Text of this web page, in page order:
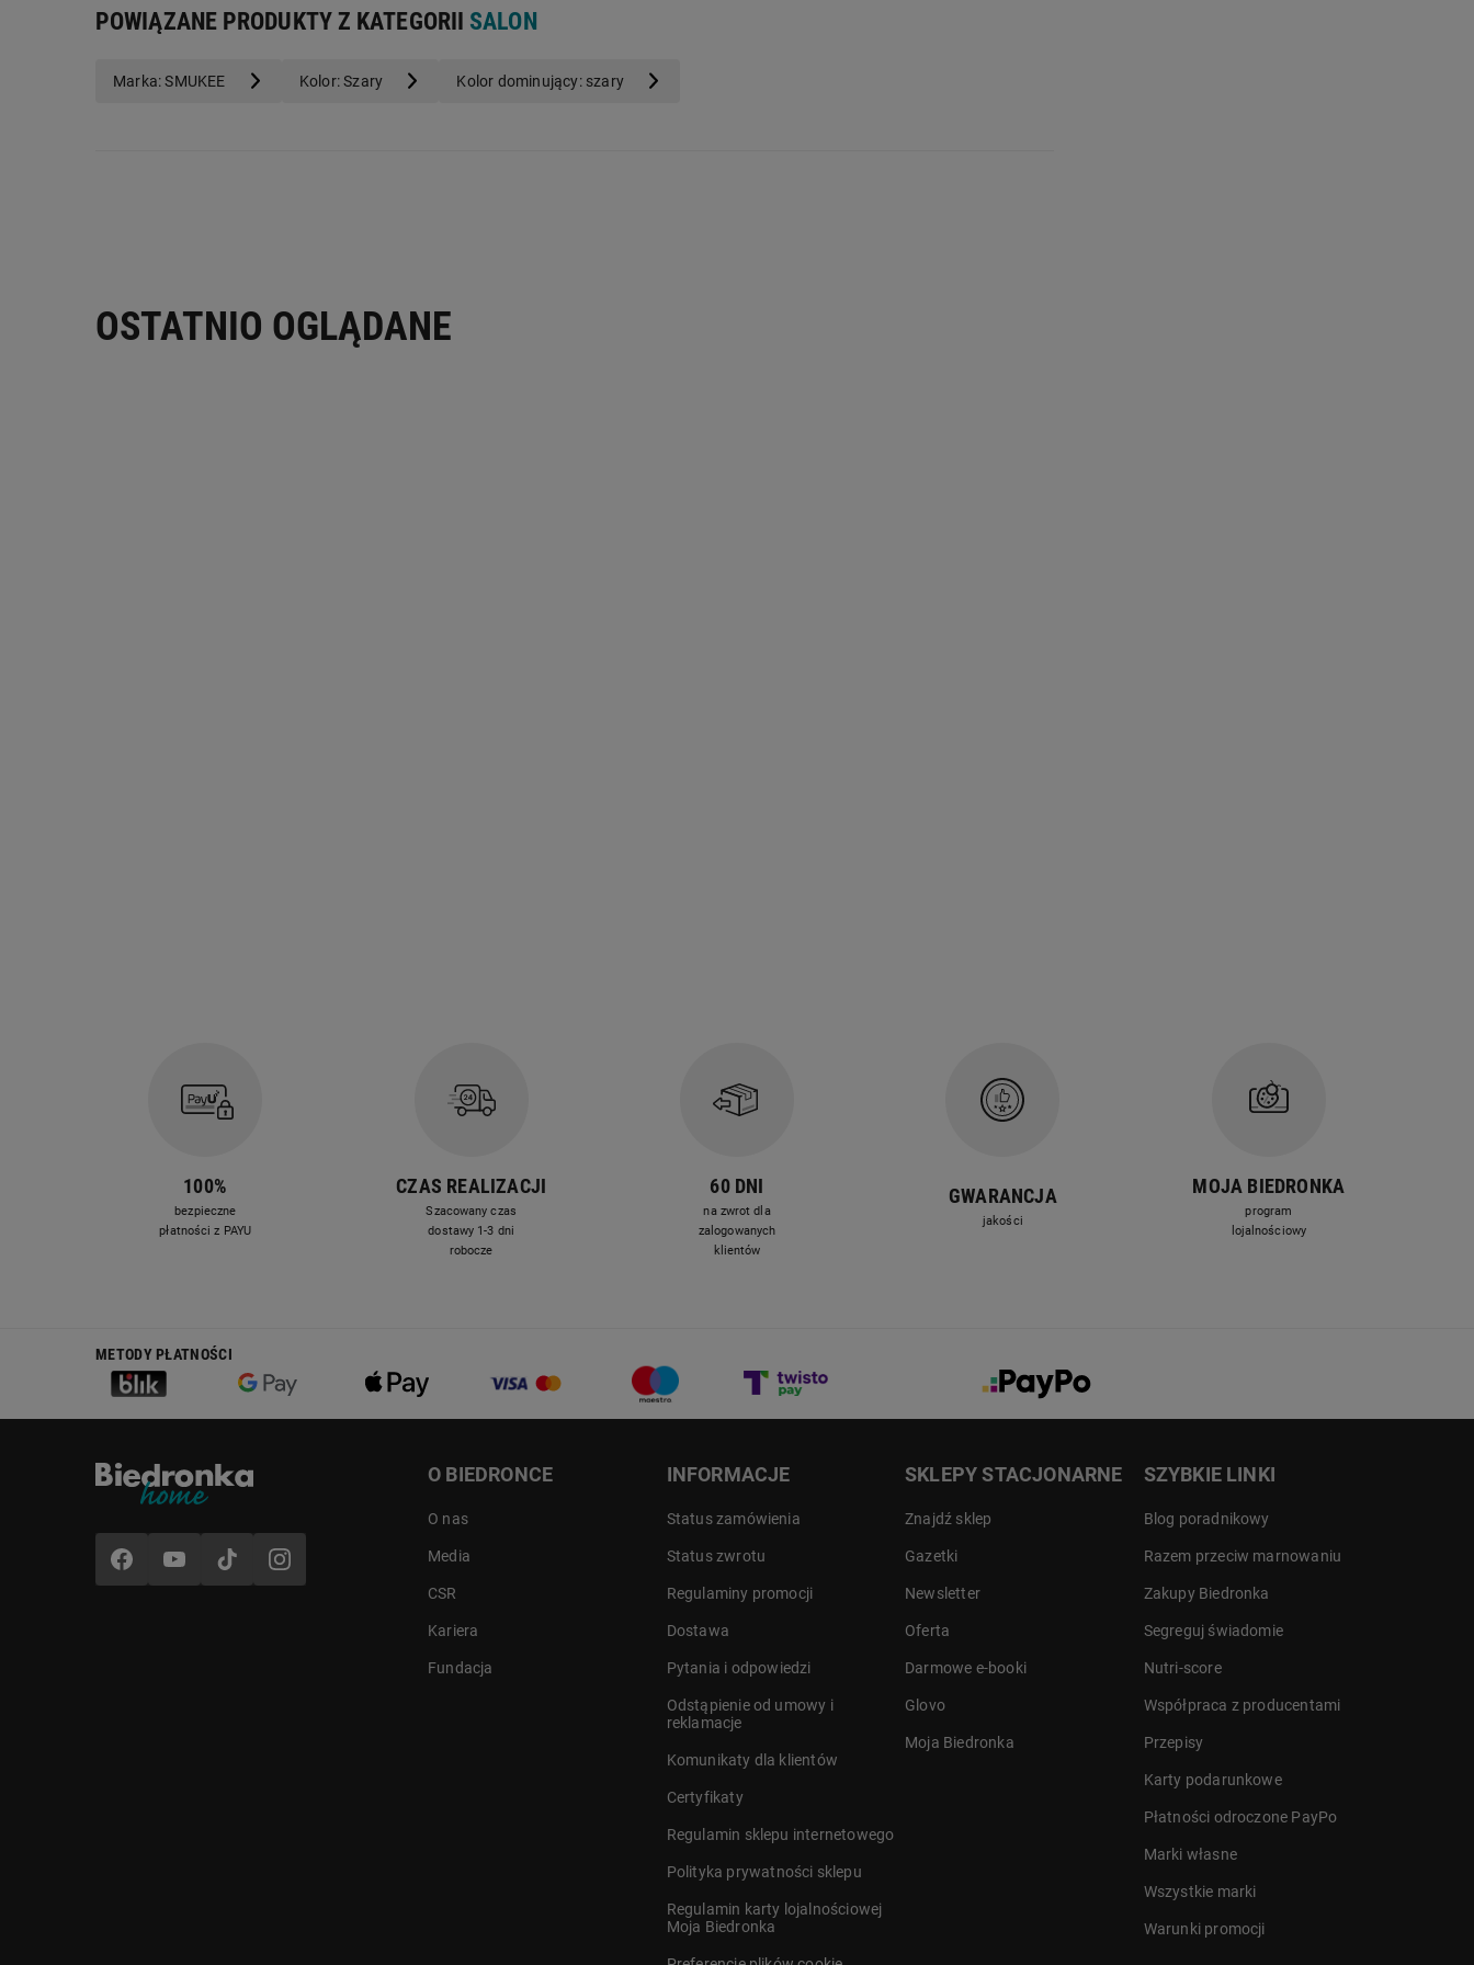
POWIĄZANE PRODUKTY Z KATEGORII SALON
Marka: SMUKEE Kolor: Szary Kolor dominujący: szary
OSTATNIO OGLĄDANE
100%
bezpieczne
płatności z PAYU
CZAS REALIZACJI
Szacowany czas
dostawy 1-3 dni
robocze
60 DNI
na zwrot dla
zalogowanych
klientów
GWARANCJA
jakości
MOJA BIEDRONKA
program
lojalnościowy
METODY PŁATNOŚCI
O BIEDRONCE
O nas
Media
CSR
Kariera
Fundacja
INFORMACJE
Status zamówienia
Status zwrotu
Regulaminy promocji
Dostawa
Pytania i odpowiedzi
Odstąpienie od umowy i
reklamacje
Komunikaty dla klientów
Certyfikaty
Regulamin sklepu internetowego
Polityka prywatności sklepu
Regulamin karty lojalnościowej
Moja Biedronka
SKLEPY STACJONARNE
Znajdź sklep
Gazetki
Newsletter
Oferta
Darmowe e-booki
Glovo
Moja Biedronka
SZYBKIE LINKI
Blog poradnikowy
Razem przeciw marnowaniu
Zakupy Biedronka
Segreguj świadomie
Nutri-score
Współpraca z producentami
Przepisy
Karty podarunkowe
Płatności odroczone PayPo
Marki własne
Wszystkie marki
Warunki promocji